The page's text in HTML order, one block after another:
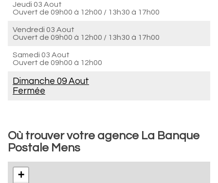
Jeudi 03 Aout
Ouvert de 09h00 à 12h00 / 13h30 à 17h00
Vendredi 03 Aout
Ouvert de 09h00 à 12h00 / 13h30 à 17h00
Samedi 03 Aout
Ouvert de 09h00 à 12h00
Dimanche 09 Aout
Fermée
Où trouver votre agence La Banque
Postale Mens
+